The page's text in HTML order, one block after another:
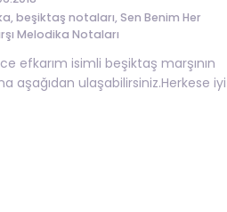
, beşiktaş notaları, Sen Benim Her
Melodika Notaları
efkarım isimli beşiktaş marşının
aşağıdan ulaşabilirsiniz.Herkese iyi